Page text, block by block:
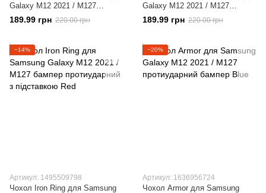
Galaxy M12 2021 / M127
бампер протиударний з
підставкою Black
189.99 грн 220.00 грн
Galaxy M12 2021 / M127
бампер протиударний з
підставкою Dark-Blue
189.99 грн 220.00 грн
−14%
Артикул: 1495509798
Чохол Iron Ring для Samsung
−20%
Артикул: 1636956724
Чохол Armor для Samsung